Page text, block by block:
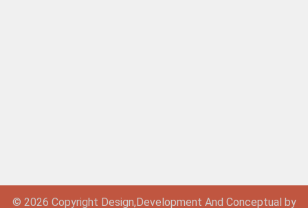
© 2026 Copyright Design, Development And Conceptual by